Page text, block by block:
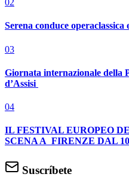
02
Serena conduce operaclassica
03
Giornata internazionale della
d’Assisi
04
IL FESTIVAL EUROPEO
SCENA A FIRENZE DAL
Suscríbete